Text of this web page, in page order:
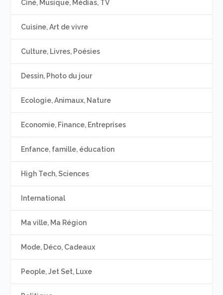
Ciné, Musique, Médias, TV
Cuisine, Art de vivre
Culture, Livres, Poésies
Dessin, Photo du jour
Ecologie, Animaux, Nature
Economie, Finance, Entreprises
Enfance, famille, éducation
High Tech, Sciences
International
Ma ville, Ma Région
Mode, Déco, Cadeaux
People, Jet Set, Luxe